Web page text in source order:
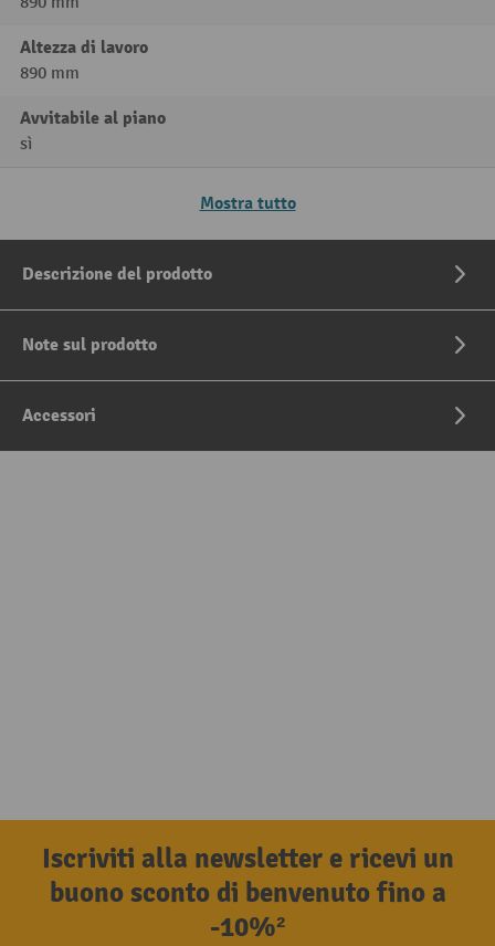
Altezza di lavoro
890 mm
Avvitabile al piano
sì
Mostra tutto
Descrizione del prodotto
Note sul prodotto
Accessori
Iscriviti alla newsletter e ricevi un
buono sconto di benvenuto fino a
-10%²